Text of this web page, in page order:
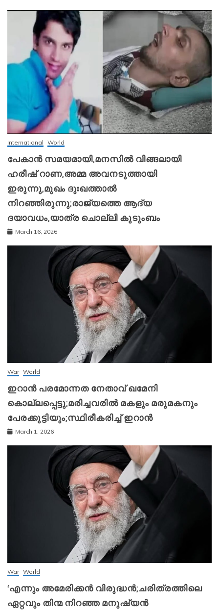
International World
പേകാൻ സമയമായി,മനസിൽ വിങ്ങലായി
ഹരീഷ് റാണ,അമ്മ അവനടുത്തായി
ഇരുന്നു,മുഖം ദുഃഖത്താൽ
നിറഞ്ഞിരുന്നു;രാജ്യത്തെ ആദ്യ
ദയാവധം,യാത്ര ചൊല്ലി കുടുംബം
March 16, 2026
War World
ഇറാന്‍ പരമോന്നത നേതാവ് ഖമേനി
കൊല്ലപ്പെട്ടു;മരിച്ചവരിൽ മകളും മരുമകനും
പേരക്കുട്ടിയും;സ്ഥിരീകരിച്ച് ഇറാന്‍
March 1, 2026
War World
‘എന്നും അമേരിക്കന്‍ വിരുദ്ധന്‍;ചരിത്രത്തിലെ
ഏറ്റവും തിന്മ നിറഞ്ഞ മനുഷ്യന്‍